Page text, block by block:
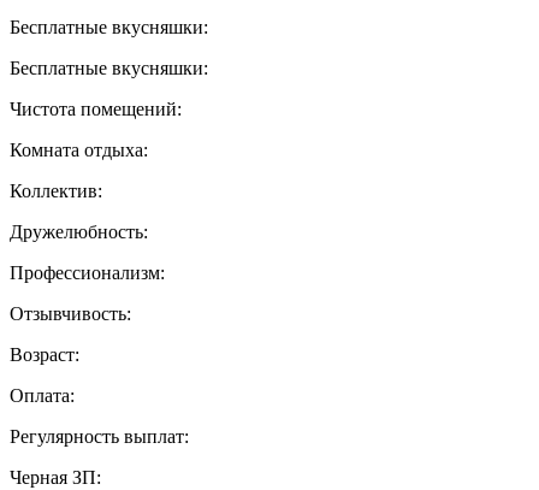
Бесплатные вкусняшки:
Бесплатные вкусняшки:
Чистота помещений:
Комната отдыха:
Коллектив:
Дружелюбность:
Профессионализм:
Отзывчивость:
Возраст:
Оплата:
Регулярность выплат:
Черная ЗП: